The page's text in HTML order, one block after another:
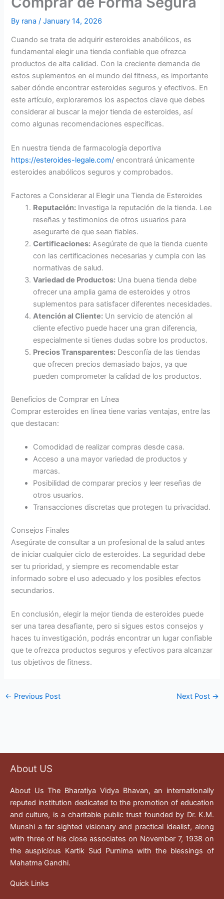
By rana/January 14, 2026
Cuando se trata de adquirir esteroides anabólicos, es
fundamental elegir una tienda confiable que ofrezca
productos de alta calidad. Con la creciente demanda de
estos suplementos en el mundo del fitness, es importante
saber dónde encontrar esteroides seguros y efectivos. En
este artículo, exploraremos los aspectos clave que debes
considerar al buscar la mejor tienda de esteroides, así
como algunas recomendaciones específicas.
En nuestra tienda de farmacología deportiva
https://esteroides-legale.com/ encontrará únicamente
esteroides anabólicos seguros y comprobados.
Factores a Considerar al Elegir una Tienda de Esteroides
Reputación: Investiga la reputación de la tienda. Lee
reseñas y testimonios de otros usuarios para
asegurarte de que sean fiables.
Certificaciones: Asegúrate de que la tienda cuente
con las certificaciones necesarias y cumpla con las
normativas de salud.
Variedad de Productos: Una buena tienda debe
ofrecer una amplia gama de esteroides y otros
suplementos para satisfacer diferentes necesidades.
Atención al Cliente: Un servicio de atención al
cliente efectivo puede hacer una gran diferencia,
especialmente si tienes dudas sobre los productos.
Precios Transparentes: Desconfía de las tiendas
que ofrecen precios demasiado bajos, ya que
pueden comprometer la calidad de los productos.
Beneficios de Comprar en Línea
Comprar esteroides en línea tiene varias ventajas, entre las
que destacan:
Comodidad de realizar compras desde casa.
Acceso a una mayor variedad de productos y
marcas.
Posibilidad de comparar precios y leer reseñas de
otros usuarios.
Transacciones discretas que protegen tu privacidad.
Consejos Finales
Asegúrate de consultar a un profesional de la salud antes
de iniciar cualquier ciclo de esteroides. La seguridad debe
ser tu prioridad, y siempre es recomendable estar
informado sobre el uso adecuado y los posibles efectos
secundarios.
En conclusión, elegir la mejor tienda de esteroides puede
ser una tarea desafiante, pero si sigues estos consejos y
haces tu investigación, podrás encontrar un lugar confiable
que te ofrezca productos seguros y efectivos para alcanzar
tus objetivos de fitness.
← Previous Post Next Post →
About US
About Us The Bharatiya Vidya Bhavan, an internationally
reputed institution dedicated to the promotion of education
and culture, is a charitable public trust founded by Dr. K.M.
Munshi a far sighted visionary and practical idealist, along
with three of his close associates on November 7, 1938 on
the auspicious Kartik Sud Purnima with the blessings of
Mahatma Gandhi.
Quick Links